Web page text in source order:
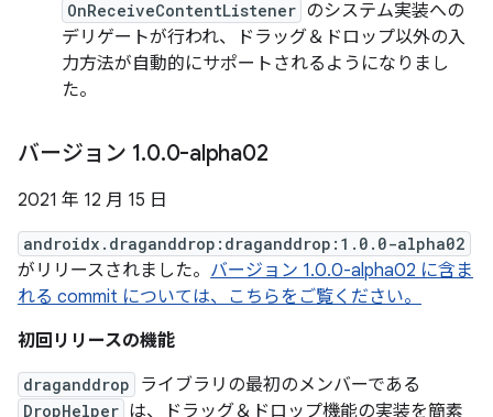
OnReceiveContentListener のシステム実装への
デリゲートが行われ、ドラッグ＆ドロップ以外の入
力方法が自動的にサポートされるようになりまし
た。
バージョン 1.0.0-alpha02
2021 年 12 月 15 日
androidx.draganddrop:draganddrop:1.0.0-alpha02
がリリースされました。 バージョン 1.0.0-alpha02 に含ま
れる commit については、こちらをご覧ください。
初回リリースの機能
draganddrop ライブラリの最初のメンバーである
DropHelper は、ドラッグ＆ドロップ機能の実装を簡素